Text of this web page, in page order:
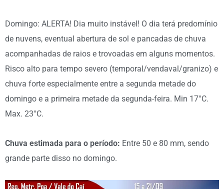
Domingo: ALERTA! Dia muito instável! O dia terá predomínio
de nuvens, eventual abertura de sol e pancadas de chuva
acompanhadas de raios e trovoadas em alguns momentos.
Risco alto para tempo severo (temporal/vendaval/granizo) e
chuva forte especialmente entre a segunda metade do
domingo e a primeira metade da segunda-feira. Min 17°C.
Max. 23°C.
Chuva estimada para o período: Entre 50 e 80 mm, sendo
grande parte disso no domingo.